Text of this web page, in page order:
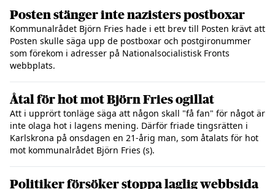
Posten stänger inte nazisters postboxar
Kommunalrådet Björn Fries hade i ett brev till Posten krävt att
Posten skulle säga upp de postboxar och postgironummer
som förekom i adresser på Nationalsocialistisk Fronts
webbplats.
Åtal för hot mot Björn Fries ogillat
Att i upprört tonläge säga att någon skall "få fan" för något är
inte olaga hot i lagens mening. Därför friade tingsrätten i
Karlskrona på onsdagen en 21-årig man, som åtalats för hot
mot kommunalrådet Björn Fries (s).
Politiker försöker stoppa laglig webbsida